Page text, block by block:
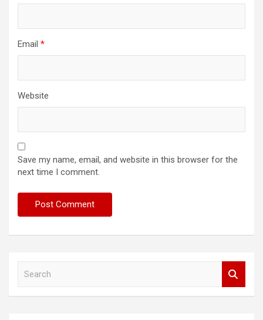
Email *
Website
Save my name, email, and website in this browser for the
next time I comment.